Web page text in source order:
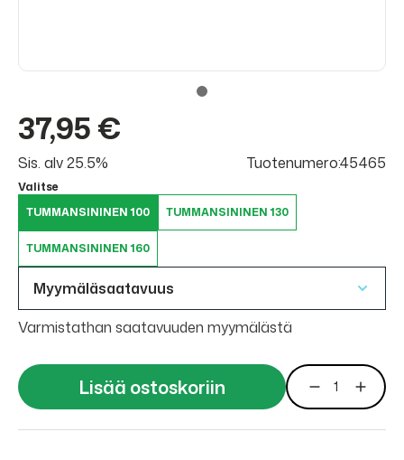
37,95 €
Sis. alv 25.5% Tuotenumero:45465
Valitse
TUMMANSININEN 100
TUMMANSININEN 130
TUMMANSININEN 160
Myymäläsaatavuus
Varmistathan saatavuuden myymälästä
Lisää ostoskoriin